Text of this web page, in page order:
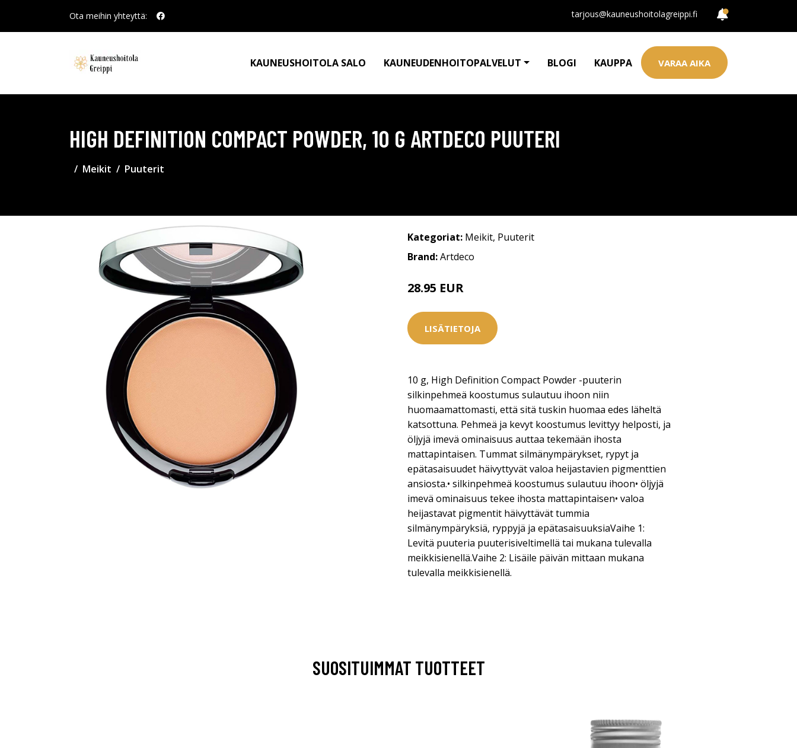
Ota meihin yhteyttä: tarjous@kauneushoitolagreippi.fi
KAUNEUSHOITOLA SALO KAUNEUDENHOITOPALVELUT BLOGI KAUPPA VARAA AIKA
HIGH DEFINITION COMPACT POWDER, 10 G ARTDECO PUUTERI
Meikit Puuterit
Kategoriat: Meikit, Puuterit
Brand:Artdeco
28.95 EUR
LISÄTIETOJA
10 g, High Definition Compact Powder -puuterin
silkinpehmeä koostumus sulautuu ihoon niin
huomaamattomasti, että sitä tuskin huomaa edes läheltä
katsottuna. Pehmeä ja kevyt koostumus levittyy helposti, ja
öljyjä imevä ominaisuus auttaa tekemään ihosta
mattapintaisen. Tummat silmänympärykset, rypyt ja
epätasaisuudet häivyttyvät valoa heijastavien pigmenttien
ansiosta.• silkinpehmeä koostumus sulautuu ihoon• öljyjä
imevä ominaisuus tekee ihosta mattapintaisen• valoa
heijastavat pigmentit häivyttävät tummia
silmänympäryksiä, ryppyjä ja epätasaisuuksiaVaihe 1:
Levitä puuteria puuterisiveltimellä tai mukana tulevalla
meikkisienellä.Vaihe 2: Lisäile päivän mittaan mukana
tulevalla meikkisienellä.
SUOSITUIMMAT TUOTTEET